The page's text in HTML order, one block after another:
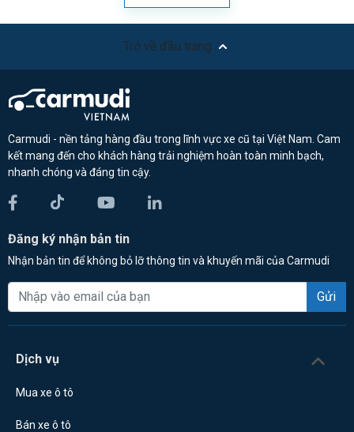
Trở về đầu trang
Carmudi - nền tảng hàng đầu trong lĩnh vực xe cũ tại Việt Nam. Cam
kết mang đến cho khách hàng trải nghiệm hoàn toàn minh bạch,
nhanh chóng và đáng tin cậy.
Đăng ký nhận bản tin
Nhận bản tin để không bỏ lỡ thông tin và khuyến mãi của Carmudi
Gửi
Dịch vụ
Mua xe ô tô
Bán xe ô tô